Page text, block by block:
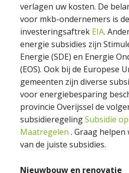
verlagen uw kosten. De
voor mkb-ondernemers is
investeringsaftrek EIA.
energie subsidies zijn
Energie (SDE) en Energie
(EOS). Ook bij de Europese
gemeenten zijn diverse
voor energiebesparing
provincie Overijssel de
subsidieregelingSubsidie
Maatregelen . Graag
van de juiste subsidies.
Nieuwbouw en renovatie